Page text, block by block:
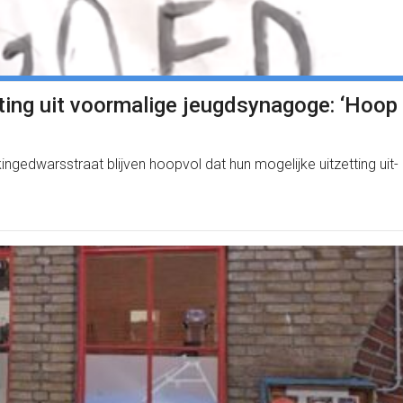
uit voormalige jeugdsynagoge:
blijven hoopvol dat hun mogelijke uitzetting